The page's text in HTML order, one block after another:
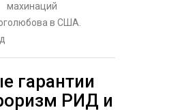
махинаций
в США.
гарантии
РИД и